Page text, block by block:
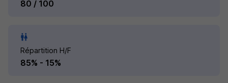
80 / 100
Répartition H/F
85% - 15%